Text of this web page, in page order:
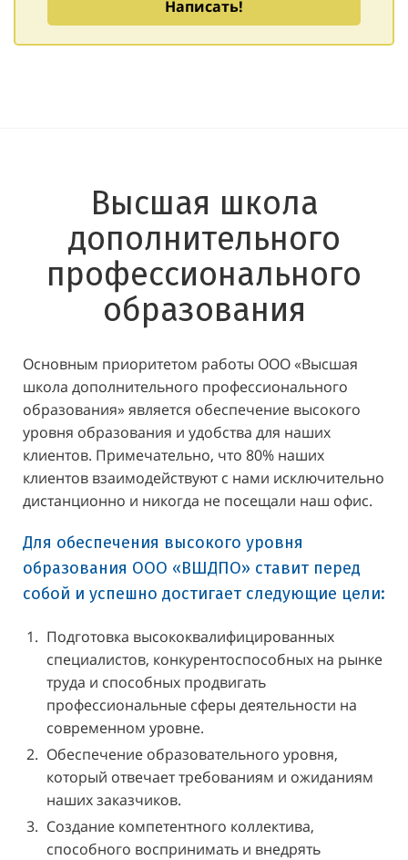
Написать!
Высшая школа
дополнительного
профессионального
образования
Основным приоритетом работы ООО «Высшая
школа дополнительного профессионального
образования» является обеспечение высокого
уровня образования и удобства для наших
клиентов. Примечательно, что 80% наших
клиентов взаимодействуют с нами исключительно
дистанционно и никогда не посещали наш офис.
Для обеспечения высокого уровня
образования ООО «ВШДПО» ставит перед
собой и успешно достигает следующие цели:
Подготовка высококвалифицированных
специалистов, конкурентоспособных на рынке
труда и способных продвигать
профессиональные сферы деятельности на
современном уровне.
Обеспечение образовательного уровня,
который отвечает требованиям и ожиданиям
наших заказчиков.
Создание компетентного коллектива,
способного воспринимать и внедрять